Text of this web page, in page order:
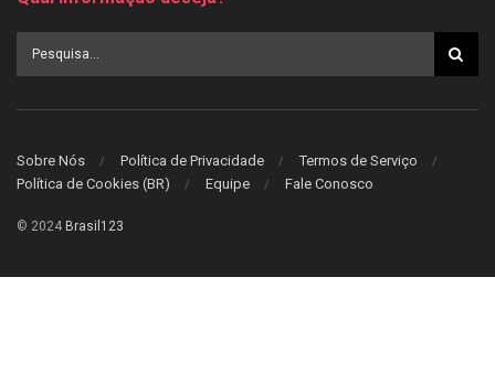
Sobre Nós Política de Privacidade
Termos de Serviço
Política de Cookies (BR)
Equipe Fale Conosco
© 2024 Brasil123